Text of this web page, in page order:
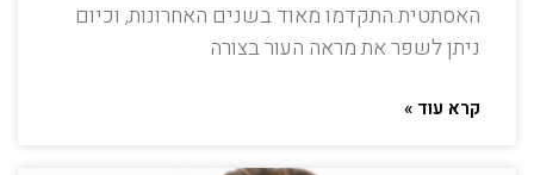
האסתטית התקדמו מאוד בשנים האחרונות, וכיום
ניתן לשפר את מראה העור בצורה
קרא עוד »